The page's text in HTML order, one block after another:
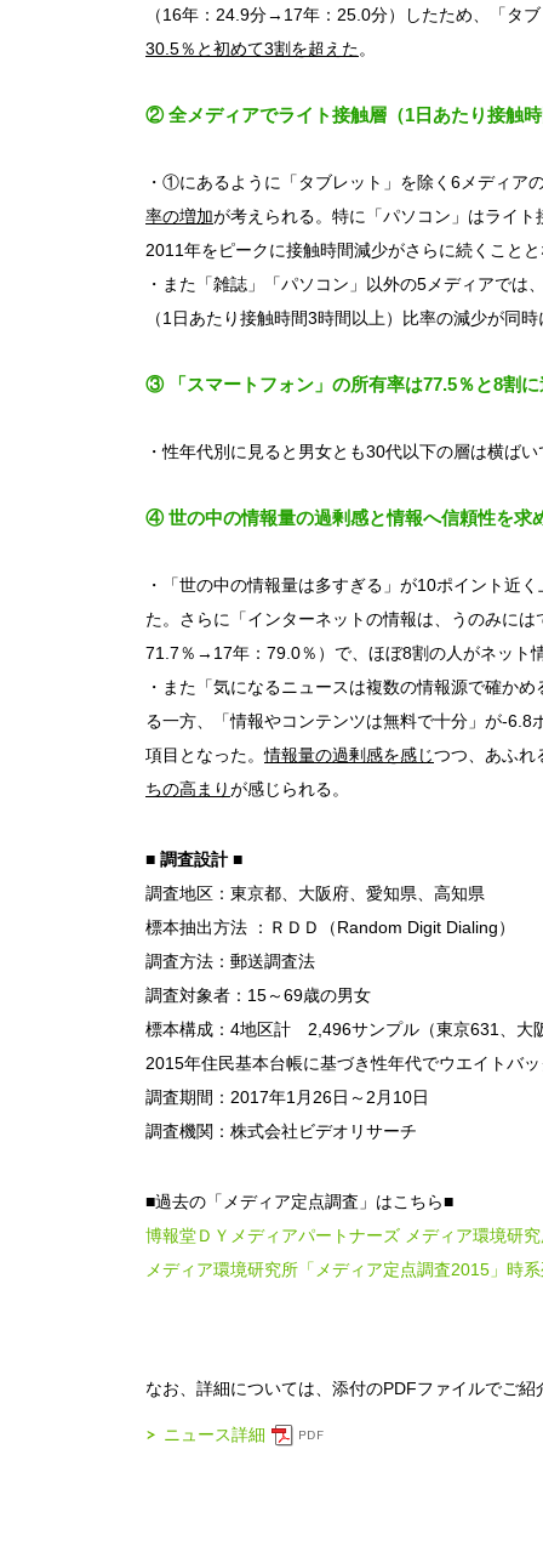
（16年：24.9分→17年：25.0分）したため、「タ
30.5％と初めて3割を超えた。
② 全メディアでライト接触層（1日あたり接触
・①にあるように「タブレット」を除く6メディア
率の増加が考えられる。特に「パソコン」はライ
2011年をピークに接触時間減少がさらに続くこと
・また「雑誌」「パソコン」以外の5メディアで
（1日あたり接触時間3時間以上）比率の減少が同
③ 「スマートフォン」の所有率は77.5％と8割
・性年代別に見ると男女とも30代以下の層は横ばい
④ 世の中の情報量の過剰感と情報へ信頼性を求
・「世の中の情報量は多すぎる」が10ポイント近
た。さらに「インターネットの情報は、うのみに
71.7％→17年：79.0％）で、ほぼ8割の人がネット
・また「気になるニュースは複数の情報源で確か
る一方、「情報やコンテンツは無料で十分」が-
項目となった。情報量の過剰感を感じつつ、あふ
ちの高まりが感じられる。
■ 調査設計 ■
調査地区：東京都、大阪府、愛知県、高知県
標本抽出方法 ：ＲＤＤ（Random Digit Dialing）
調査方法：郵送調査法
調査対象者：15～69歳の男女
標本構成：4地区計 2,496サンプル（東京631、大
2015年住民基本台帳に基づき性年代でウエイトバ
調査期間：2017年1月26日～2月10日
調査機関：株式会社ビデオリサーチ
■過去の「メディア定点調査」はこちら■
博報堂ＤＹメディアパートナーズ メディア環境研
メディア環境研究所「メディア定点調査2015」時
なお、詳細については、添付のPDFファイルでご紹
ニュース詳細